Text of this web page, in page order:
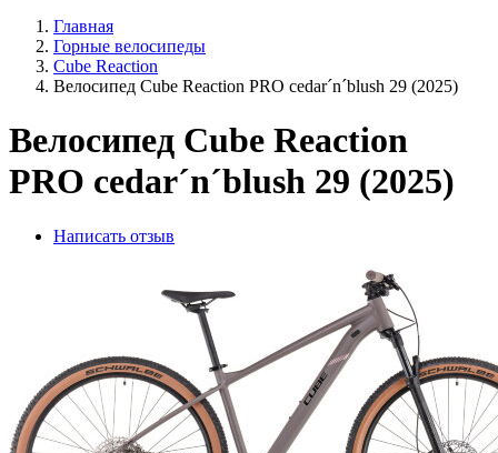
Главная
Горные велосипеды
Cube Reaction
Велосипед Cube Reaction PRO cedar´n´blush 29 (2025)
Велосипед Cube Reaction
PRO cedar´n´blush 29 (2025)
Написать отзыв